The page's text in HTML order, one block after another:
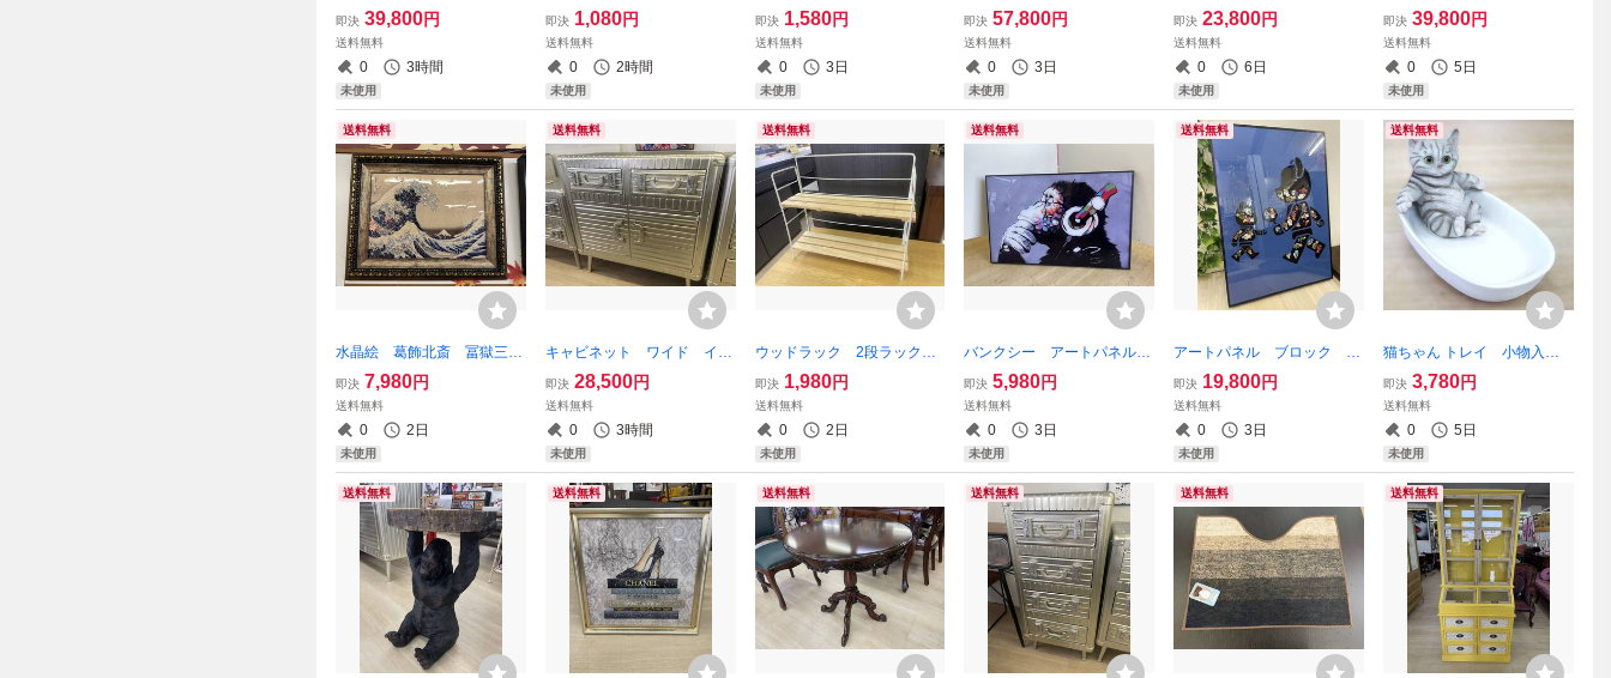
ル サイドテーブル バロッ
ク アンティーク 引出し
幅60 高さ65 ダイニン
グ ミニテーブル Φ60 円
丸
即決 39,800円
送料無料
0 3時間
未使用
滑り止め グラデ ブラッ
ク マット ラグ カーペッ
ト 幅61 高さ43 キッチ
ンマット バスマット 黒
即決 1,080円
送料無料
0 2時間
未使用
ぬ イヌ 柴犬 シバ 置
物 マグネット 磁石 箸置
き オブジェ しばいぬ ア
ニマル 動物 かわいい 犬
小物
即決 1,580円
送料無料
0 3日
未使用
ット インダストリアル チ
ェスト 引出 レトロ 棚
幅95 高さ120 ヴィンテー
ジ アンティーク ビンテー
ジ
即決 57,800円
送料無料
0 3日
未使用
ト 棚 インダストリアル
収納 引出し スチール
鉄 ブリキ ペイント スト
リート レトロ アメリカン
即決 23,800円
送料無料
0 6日
未使用
オル生地 1人掛け ホワイ
ト ソファ 1P モコモ
コ イス いす 椅子 一人
用 シングル スツール
布 白
即決 39,800円
送料無料
0 5日
未使用
送料無料
水晶絵 葛飾北斎 冨獄三十
六景 神奈川沖浪裏 アート
パネル アート 絵画 壁
掛 幅52 縦42 額絵 額
縁 額 フレーム 浮世絵 日
本画
即決 7,980円
送料無料
0 2日
未使用
送料無料
キャビネット ワイド イン
ダストリアル 収納 引出
し スチール ブリキ 扉
付 開き戸 チェスト 棚
ラック 飾り棚 シルバー
銀
即決 28,500円
送料無料
0 3時間
未使用
送料無料
ウッドラック 2段ラック
ラック 棚 天然木 パイ
ン 幅32 調味料ラック 細
い キッチン収納 すきま収
納 ミニラック 木製ラック
木
即決 1,980円
送料無料
0 2日
未使用
送料無料
バンクシー アートパネル
ガラス絵 絵画 絵 壁掛
け ポスター チンパンジ
ー 幅60 高さ40 額絵
額縁 額 フレーム ミュー
ジック
即決 5,980円
送料無料
0 3日
未使用
送料無料
アートパネル ブロック 額
絵 絵画 アート パネル
壁画 ベアブリック LEGO
BEARBRIC レゴ 壁掛
け フレームアート 額縁
ブルー
即決 19,800円
送料無料
0 3日
未使用
送料無料
猫ちゃん トレイ 小物入
れ ネコ 猫 ねこ キャッ
ト 置物 オブジェ おきも
の アメリカンショートヘ
ア トレー 皿 猫小物 こもの
いれ
即決 3,780円
送料無料
0 5日
未使用
送料無料 送料無料 送料無料 送料無料 送料無料 送料無料